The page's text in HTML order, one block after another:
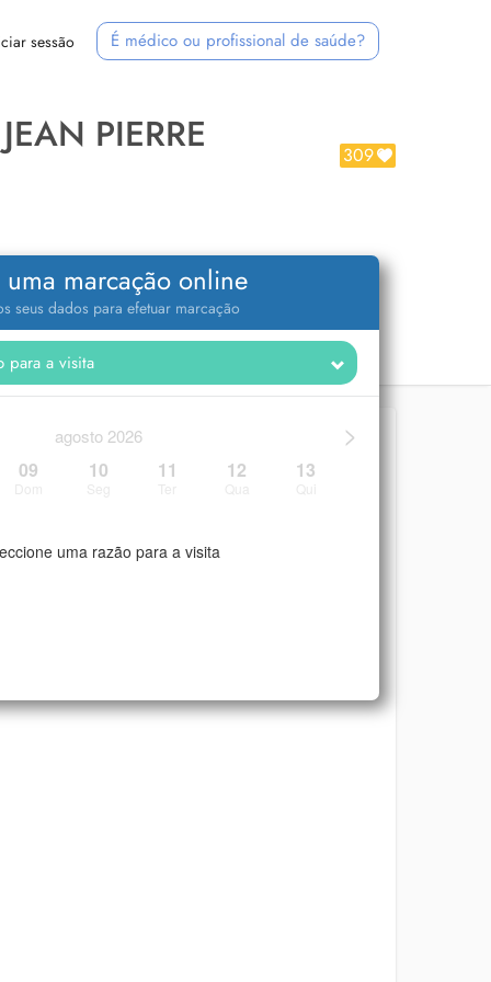
sessão É médico ou profissional de saúde?
PIERRE 309
uma marcação online
seus dados para efetuar marcação
>
agosto 2026
09 10 11 12 13
uma razão para a visita